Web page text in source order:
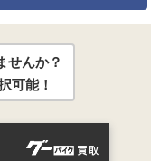
せんか？
可能！